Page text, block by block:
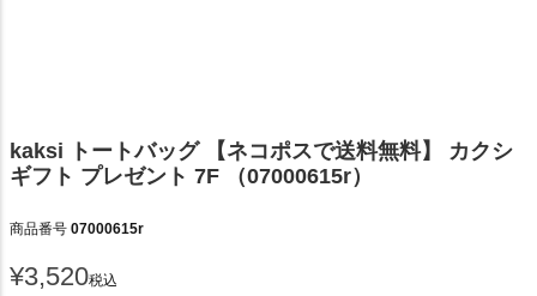
kaksi トートバッグ 【ネコポスで送料無料】 カクシ
ギフト プレゼント 7F （07000615r）
商品番号 07000615r
¥3,520税込